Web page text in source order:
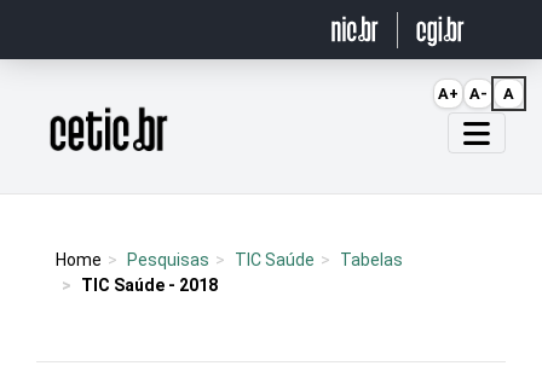
Página inicial
Home Pesquisas TIC Saúde
Tabelas
TIC Saúde - 2018
A+ A- A